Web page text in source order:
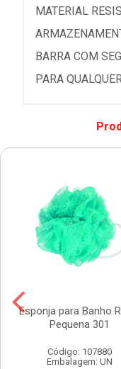
MATERIAL
BARRA COM
PARA
Esponja para Banho
Pequena 301
Código: 107880
Embalagem: UN